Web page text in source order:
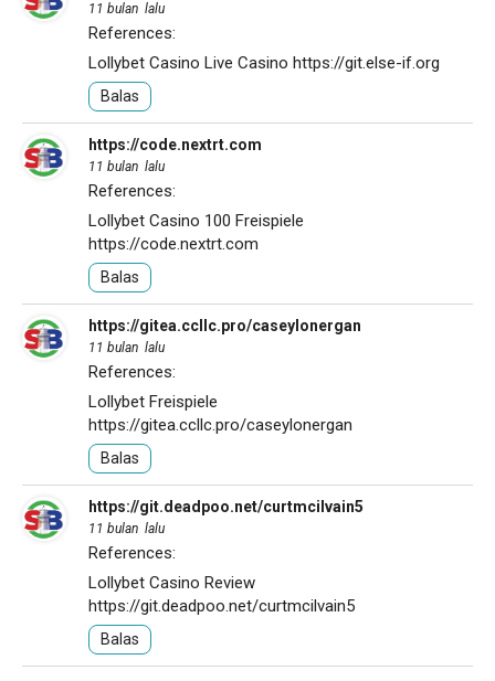
11 bulan lalu
References:
Lollybet Casino Live Casino https://git.else-if.org
Balas
https://code.nextrt.com
11 bulan lalu
References:
Lollybet Casino 100 Freispiele
https://code.nextrt.com
Balas
https://gitea.ccllc.pro/caseylonergan
11 bulan lalu
References:
Lollybet Freispiele
https://gitea.ccllc.pro/caseylonergan
Balas
https://git.deadpoo.net/curtmcilvain5
11 bulan lalu
References:
Lollybet Casino Review
https://git.deadpoo.net/curtmcilvain5
Balas